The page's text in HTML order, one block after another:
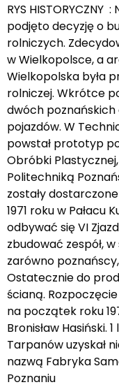
RYS HISTORYCZNY
podjęto decyzję o
rolniczych.
w Wielkopolsce, a
Wielkopolska była
rolniczej. Wkrótce
dwóch
pojazdów. W
powstał prototyp
Obróbki
Politechniką
zostały
1971 roku w Pałacu
odbywać się VI
zbudować zespół,
zarówno
Ostatecznie do
ścianą.
na początek roku
Bronisław Hasiński.
Tarpanów uzyskał
nazwą Fabryka
Poznaniu